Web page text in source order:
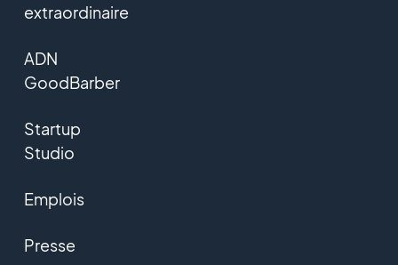
extraordinaire
ADN
GoodBarber
Startup
Studio
Emplois
Presse